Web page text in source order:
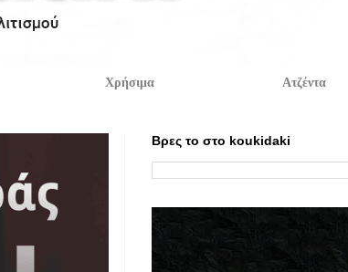
Χρήσιμα Ατζέντα
Βρες το στο koukidaki